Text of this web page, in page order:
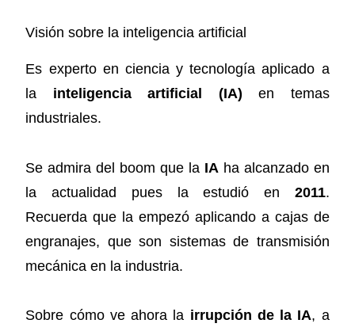
Visión sobre la inteligencia artificial
Es experto en ciencia y tecnología aplicado a
la inteligencia artificial (IA) en temas
industriales.
Se admira del boom que la IA ha alcanzado en
la actualidad pues la estudió en 2011.
Recuerda que la empezó aplicando a cajas de
engranajes, que son sistemas de transmisión
mecánica en la industria.
Sobre cómo ve ahora la irrupción de la IA, a